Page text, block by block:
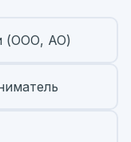
(ООО, АО)